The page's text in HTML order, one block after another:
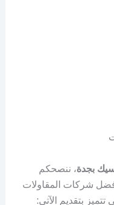
بجدة، ننصحكم
شركات المقاولات
بتقديم الآتي: